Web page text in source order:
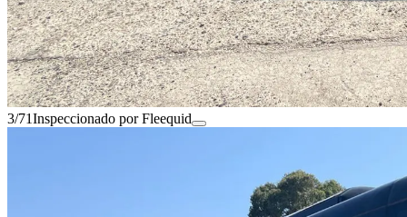
3/71Inspeccionado por Fleequid